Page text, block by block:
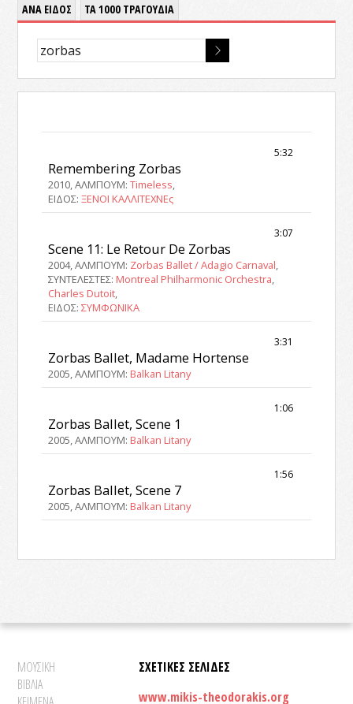
ΑΝΑ ΕΙΔΟΣ
ΤΑ 1000 ΤΡΑΓΟΥΔΙΑ
5:32
Remembering Zorbas
2010, ΑΛΜΠΟΥΜ:Timeless,
ΕΙΔΟΣ:ΞΕΝΟΙ ΚΑΛΛΙΤΕΧΝΕς
3:07
Scene 11: Le Retour De Zorbas
2004, ΑΛΜΠΟΥΜ: Zorbas Ballet / Adagio Carnaval,
ΣΥΝΤΕΛΕΣΤΕΣ: Montreal Philharmonic Orchestra,
Charles Dutoit,
ΕΙΔΟΣ:ΣΥΜΦΩΝΙΚΑ
3:31
Zorbas Ballet, Madame Hortense
2005, ΑΛΜΠΟΥΜ: Balkan Litany
1:06
Zorbas Ballet, Scene 1
2005, ΑΛΜΠΟΥΜ: Balkan Litany
1:56
Zorbas Ballet, Scene 7
2005, ΑΛΜΠΟΥΜ: Balkan Litany
ΜΟΥΣΙΚΗ
ΒΙΒΛΙΑ
ΣΧΕΤΙΚΕΣ ΣΕΛΙΔΕΣ
www.mikis-theodorakis.org